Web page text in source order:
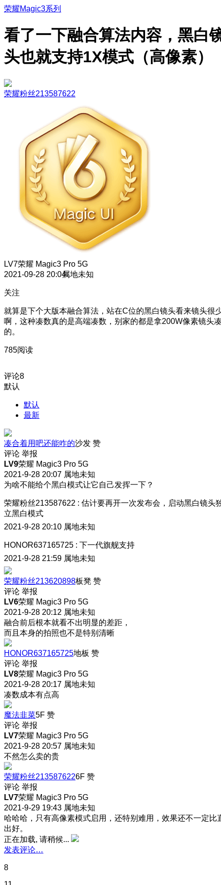
荣耀Magic3系列
看了一下融合算法内容，黑白
头也就支持1X模式（高像素）
荣耀粉丝213587622
LV7荣耀 Magic3 Pro 5G
2021-09-28 20:04属地未知
关注
就算是下个大版本融合算法，站在C位的黑白镜头看来镜头很
啊，这种凑数真的是高端凑数，别家的都是拿200W像素镜头
的。
785阅读
评论8
默认
默认
最新
凑合着用吧还能咋的沙发 赞
评论 举报
LV9荣耀 Magic3 Pro 5G
2021-9-28 20:07 属地未知
为啥不能给个黑白模式让它自己发挥一下？
荣耀粉丝213587622 : 估计要再开一次发布会，启动黑白镜头
立黑白模式
2021-9-28 20:10 属地未知
HONOR637165725 : 下一代旗舰支持
2021-9-28 21:59 属地未知
荣耀粉丝213620898板凳 赞
评论 举报
LV6荣耀 Magic3 Pro 5G
2021-9-28 20:12 属地未知
融合前后根本就看不出明显的差距，
而且本身的拍照也不是特别清晰
HONOR637165725地板 赞
评论 举报
LV8荣耀 Magic3 Pro 5G
2021-9-28 20:17 属地未知
凑数成本有点高
魔法韭菜5F 赞
评论 举报
LV7荣耀 Magic3 Pro 5G
2021-9-28 20:57 属地未知
不然怎么卖的贵
荣耀粉丝2135876226F 赞
评论 举报
LV7荣耀 Magic3 Pro 5G
2021-9-29 19:43 属地未知
哈哈哈，只有高像素模式启用，还特别难用，效果还不一定比
出好。
正在加载, 请稍候...
发表评论…
8